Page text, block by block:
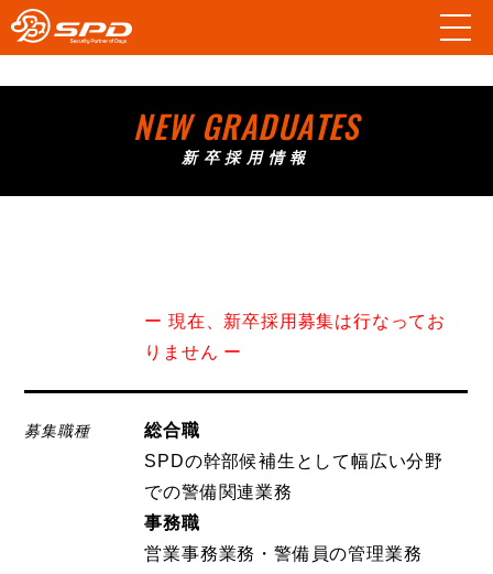
NEW GRADUATES
新卒採用情報
ー 現在、新卒採用募集は行なってお
りません ー
募集職種
総合職
SPDの幹部候補生として幅広い分野
での警備関連業務
事務職
営業事務業務・警備員の管理業務